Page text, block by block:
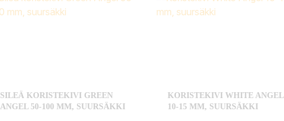
SILEÄ KORISTEKIVI GREEN
ANGEL 50-100 MM, SUURSÄKKI
KORISTEKIVI WHITE ANGEL
10-15 MM, SUURSÄKKI